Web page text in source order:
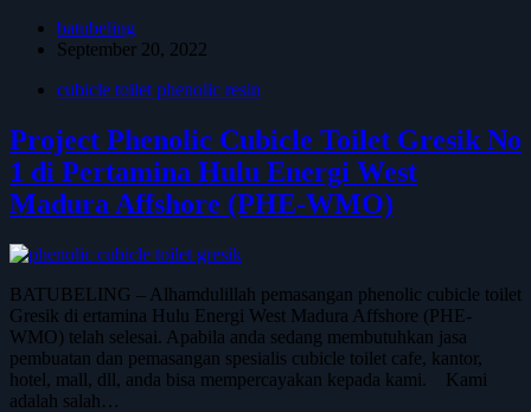
batubeling
September 20, 2022
cubicle toilet phenolic resin
Project Phenolic Cubicle Toilet Gresik No
1 di Pertamina Hulu Energi West
Madura Affshore (PHE-WMO)
BATUBELING – Alhamdulillah pemasangan phenolic cubicle toilet
Gresik di ertamina Hulu Energi West Madura Affshore (PHE-
WMO) telah selesai. Apabila anda sedang membutuhkan jasa
pembuatan dan pemasangan spesialis cubicle toilet cafe, kantor,
hotel, mall, dll, anda bisa mempercayakan kepada kami. Kami
adalah salah…